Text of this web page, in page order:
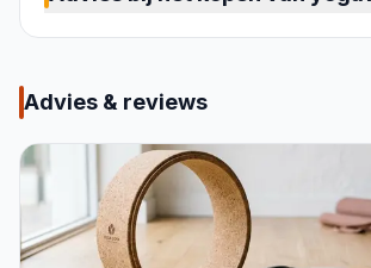
de borstkas. Het ronde frame rolt
welving van je rug, waardoor je
geleidelijk verder in een houding
eigen kracht mogelijk is. Anders
yogablok geeft het wiel ruimte aan
wervelkolom om mee te buigen
Advies & reviews